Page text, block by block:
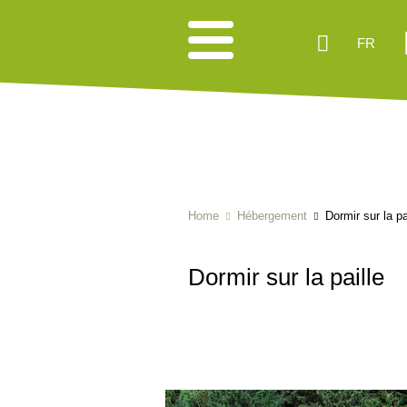
FR
Home Hébergement Dormir sur la
Dormir sur la paille